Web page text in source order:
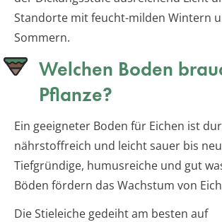
Standorte mit feucht-milden Wintern
Sommern.
Welchen Boden
Pflanze?
Ein geeigneter Boden für Eichen ist
nährstoffreich und leicht sauer bis
Tiefgründige, humusreiche und gut
Böden fördern das Wachstum von
Die Stieleiche gedeiht am besten auf